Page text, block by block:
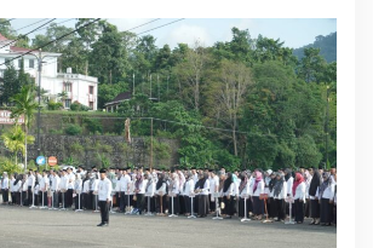
s
D
a
l
a
m
B
e
k
e
r